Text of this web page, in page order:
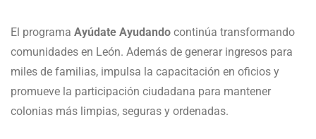
El programa Ayúdate Ayudando continúa transformando
comunidades en León. Además de generar ingresos para
miles de familias, impulsa la capacitación en oficios y
promueve la participación ciudadana para mantener
colonias más limpias, seguras y ordenadas.